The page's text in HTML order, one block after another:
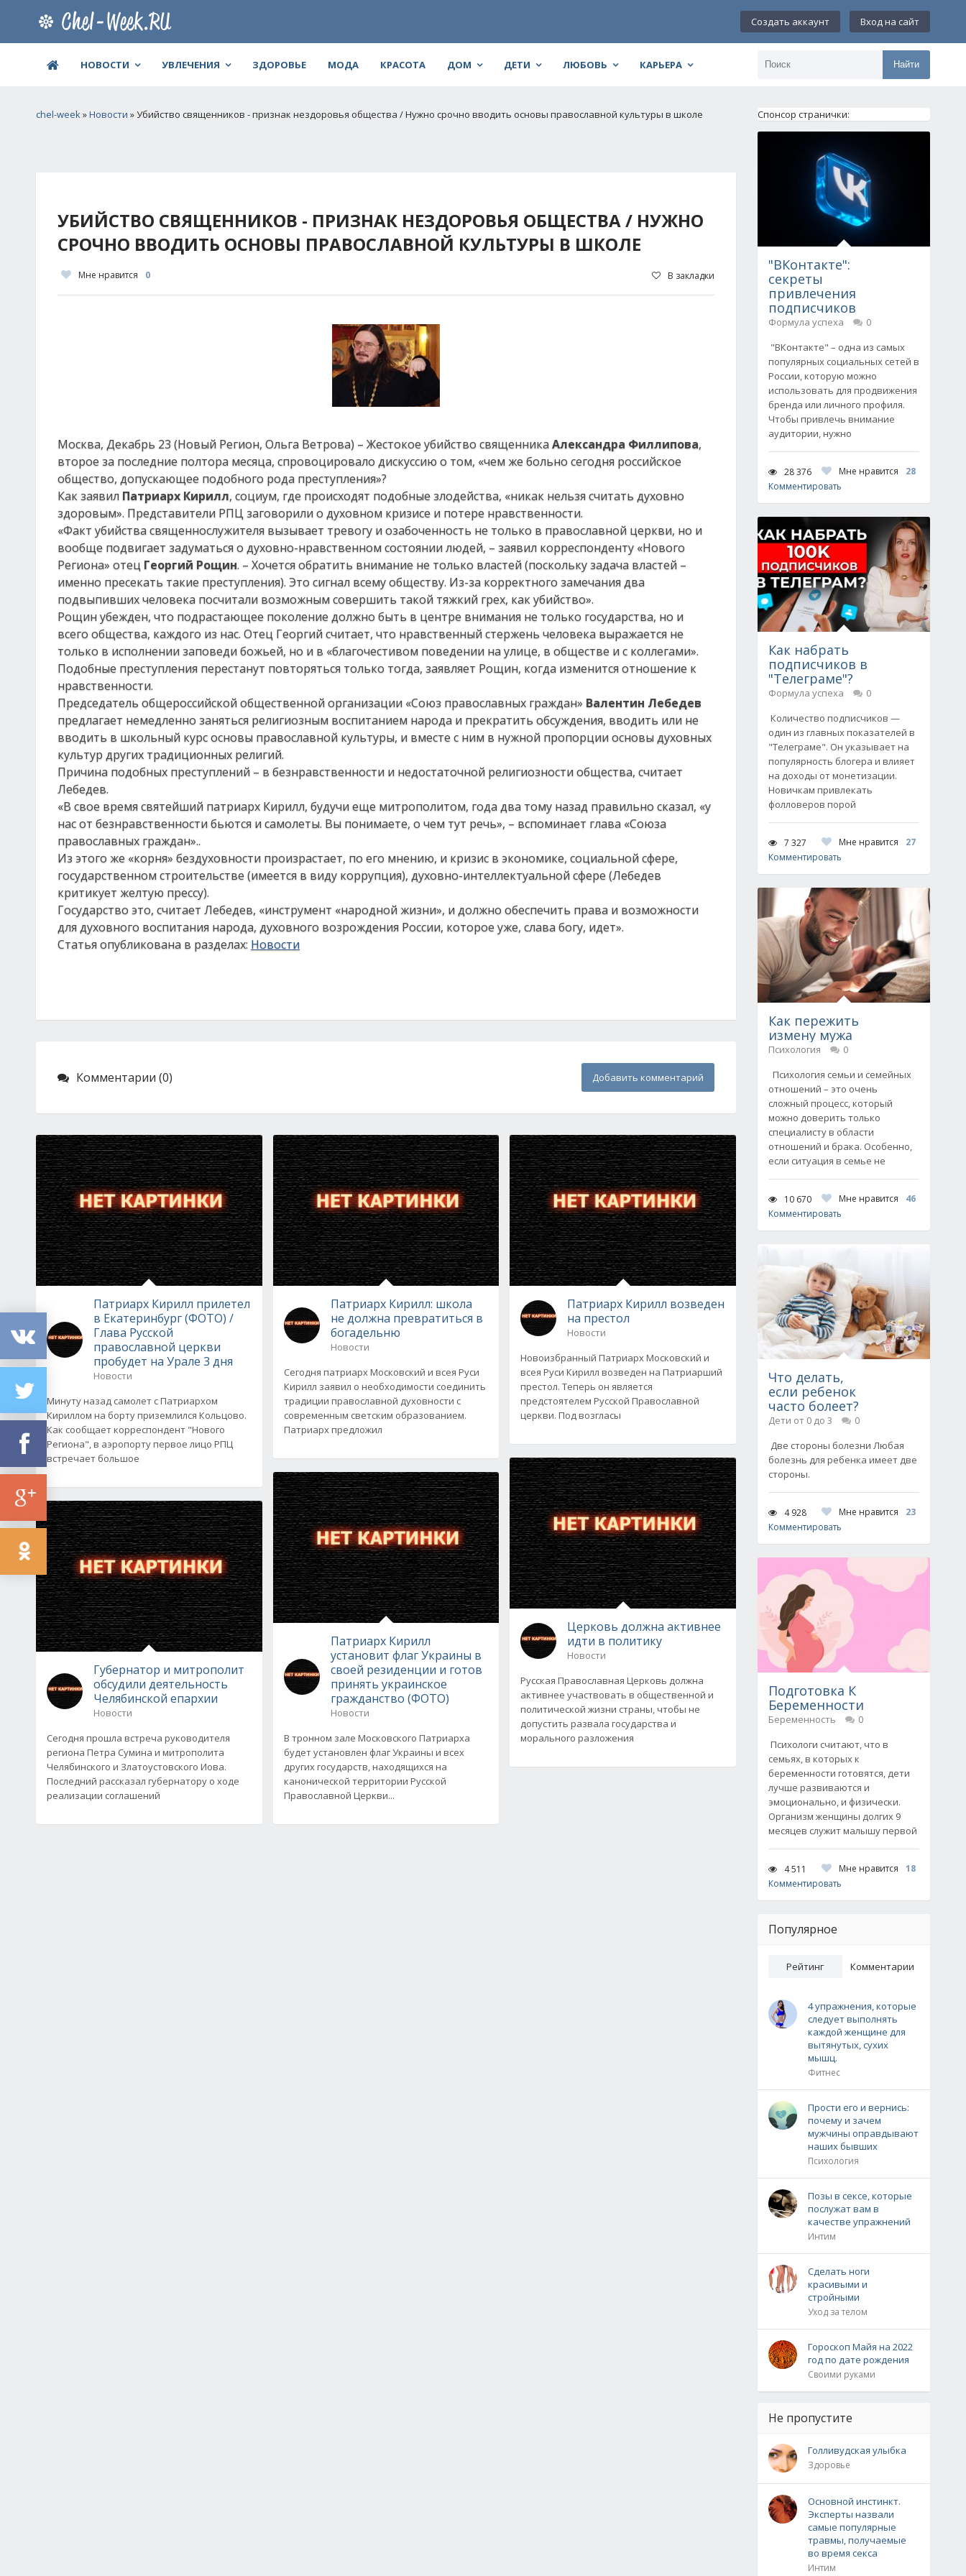
Создать аккаунт Вход на сайт
НОВОСТИ УВЛЕЧЕНИЯ ЗДОРОВЬЕ МОДА КРАСОТА ДОМ ДЕТИ ЛЮБОВЬ КАРЬЕРА Найти
chel-week»Новости » Убийство священников - признак нездоровья общества / Нужно срочно вводить основы православной культуры в школе
УБИЙСТВО СВЯЩЕННИКОВ - ПРИЗНАК НЕЗДОРОВЬЯ ОБЩЕСТВА / НУЖНО
СРОЧНО ВВОДИТЬ ОСНОВЫ ПРАВОСЛАВНОЙ КУЛЬТУРЫ В ШКОЛЕ
Мне нравится 0 В закладки
Москва, Декабрь 23 (Новый Регион, Ольга Ветрова) – Жестокое убийство священникаАлександра Филлипова,
второе за последние полтора месяца, спровоцировало дискуссию о том, «чем же больно сегодня российское
общество, допускающее подобного рода преступления»?
Как заявил Патриарх Кирилл, социум, где происходят подобные злодейства, «никак нельзя считать духовно
здоровым». Представители РПЦ заговорили о духовном кризисе и потере нравственности.
«Факт убийства священнослужителя вызывает тревогу и озабоченность не только в православной церкви, но и
вообще подвигает задуматься о духовно-нравственном состоянии людей, – заявил корреспонденту «Нового
Региона» отец Георгий Рощин. – Хочется обратить внимание не только властей (поскольку задача властей –
именно пресекать такие преступления). Это сигнал всему обществу. Из-за корректного замечания два
подвыпивших человека посчитали возможным совершить такой тяжкий грех, как убийство».
Рощин убежден, что подрастающее поколение должно быть в центре внимания не только государства, но и
всего общества, каждого из нас. Отец Георгий считает, что нравственный стержень человека выражается не
только в исполнении заповеди божьей, но и в «благочестивом поведении на улице, в обществе и с коллегами».
Подобные преступления перестанут повторяться только тогда, заявляет Рощин, когда изменится отношение к
нравственности.
Председатель общероссийской общественной организации «Союз православных граждан» Валентин Лебедев
предлагает немедленно заняться религиозным воспитанием народа и прекратить обсуждения, вводить или не
вводить в школьный курс основы православной культуры, и вместе с ним в нужной пропорции основы духовных
культур других традиционных религий.
Причина подобных преступлений – в безнравственности и недостаточной религиозности общества, считает
Лебедев.
«В свое время святейший патриарх Кирилл, будучи еще митрополитом, года два тому назад правильно сказал, «у
нас от безнравственности бьются и самолеты. Вы понимаете, о чем тут речь», – вспоминает глава «Союза
православных граждан»..
Из этого же «корня» бездуховности произрастает, по его мнению, и кризис в экономике, социальной сфере,
государственном строительстве (имеется в виду коррупция), духовно-интеллектуальной сфере (Лебедев
критикует желтую прессу).
Государство это, считает Лебедев, «инструмент «народной жизни», и должно обеспечить права и возможности
для духовного воспитания народа, духовного возрождения России, которое уже, слава богу, идет».
Статья опубликована в разделах: Новости
Комментарии (0) Добавить комментарий
Патриарх Кирилл прилетел
в Екатеринбург (ФОТО) /
Глава Русской
православной церкви
пробудет на Урале 3 дня
Новости
Минуту назад самолет с Патриархом
Кириллом на борту приземлился Кольцово.
Как сообщает корреспондент "Нового
Региона", в аэропорту первое лицо РПЦ
встречает большое
Губернатор и митрополит
обсудили деятельность
Челябинской епархии
Новости
Сегодня прошла встреча руководителя
региона Петра Сумина и митрополита
Челябинского и Златоустовского Иова.
Последний рассказал губернатору о ходе
реализации соглашений
Патриарх Кирилл: школа
не должна превратиться в
богадельню
Новости
Сегодня патриарх Московский и всея Руси
Кирилл заявил о необходимости соединить
традиции православной духовности с
современным светским образованием.
Патриарх предложил
Патриарх Кирилл
установит флаг Украины в
своей резиденции и готов
принять украинское
гражданство (ФОТО)
Новости
В тронном зале Московского Патриарха
будет установлен флаг Украины и всех
других государств, находящихся на
канонической территории Русской
Православной Церкви...
Патриарх Кирилл возведен
на престол
Новости
Новоизбранный Патриарх Московский и
всея Руси Кирилл возведен на Патриарший
престол. Теперь он является
предстоятелем Русской Православной
церкви. Под возгласы
Церковь должна активнее
идти в политику
Новости
Русская Православная Церковь должна
активнее участвовать в общественной и
политической жизни страны, чтобы не
допустить развала государства и
морального разложения
Спонсор странички:
"ВКонтакте":
секреты
привлечения
подписчиков
Формула успеха
0
"ВКонтакте" – одна из самых
популярных социальных сетей в
России, которую можно
использовать для продвижения
бренда или личного профиля.
Чтобы привлечь внимание
аудитории, нужно
28 376 Мне нравится
28
Комментировать
Как набрать
подписчиков в
"Телеграме"?
Формула успеха
0
Количество подписчиков —
один из главных показателей в
"Телеграме". Он указывает на
популярность блогера и влияет
на доходы от монетизации.
Новичкам привлекать
фолловеров порой
7 327 Мне нравится
27
Комментировать
Как пережить
измену мужа
Психология
0
Психология семьи и семейных
отношений – это очень
сложный процесс, который
можно доверить только
специалисту в области
отношений и брака. Особенно,
если ситуация в семье не
10 670 Мне нравится
46
Комментировать
Что делать,
если ребенок
часто болеет?
Дети от 0 до 3
0
Две стороны болезни Любая
болезнь для ребенка имеет две
стороны.
4 928 Мне нравится
23
Комментировать
Подготовка К
Беременности
Беременность
0
Психологи считают, что в
семьях, в которых к
беременности готовятся, дети
лучше развиваются и
эмоционально, и физически.
Организм женщины долгих 9
месяцев служит малышу первой
4 511 Мне нравится
18
Комментировать
Популярное
Рейтинг Комментарии
4 упражнения, которые
следует выполнять
каждой женщине для
вытянутых, сухих
мышц.
Фитнес
Прости его и вернись:
почему и зачем
мужчины оправдывают
наших бывших
Психология
Позы в сексе, которые
послужат вам в
качестве упражнений
Интим
Сделать ноги
красивыми и
стройными
Уход за телом
Гороскоп Майя на 2022
год по дате рождения
Своими руками
Не пропустите
Голливудская улыбка
Здоровье
Основной инстинкт.
Эксперты назвали
самые популярные
травмы, получаемые
во время секса
Интим